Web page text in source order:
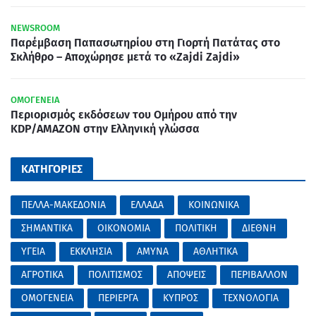
NEWSROOM
Παρέμβαση Παπασωτηρίου στη Γιορτή Πατάτας στο
Σκλήθρο – Αποχώρησε μετά το «Zajdi Zajdi»
ΟΜΟΓΕΝΕΙΑ
Περιορισμός εκδόσεων του Ομήρου από την
KDP/AMAZON στην Ελληνική γλώσσα
ΚΑΤΗΓΟΡΙΕΣ
ΠΕΛΛΑ-ΜΑΚΕΔΟΝΙΑ ΕΛΛΑΔΑ
ΚΟΙΝΩΝΙΚΑ
ΣΗΜΑΝΤΙΚΑ
ΟΙΚΟΝΟΜΙΑ ΠΟΛΙΤΙΚΗ
ΔΙΕΘΝΗ
ΥΓΕΙΑ
ΕΚΚΛΗΣΙΑ ΑΜΥΝΑ
ΑΘΛΗΤΙΚΑ
ΑΓΡΟΤΙΚΑ
ΠΟΛΙΤΙΣΜΟΣ ΑΠΟΨΕΙΣ
ΠΕΡΙΒΑΛΛΟΝ
ΟΜΟΓΕΝΕΙΑ
ΠΕΡΙΕΡΓΑ ΚΥΠΡΟΣ
ΤΕΧΝΟΛΟΓΙΑ